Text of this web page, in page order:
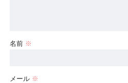
名前 ※
メール ※